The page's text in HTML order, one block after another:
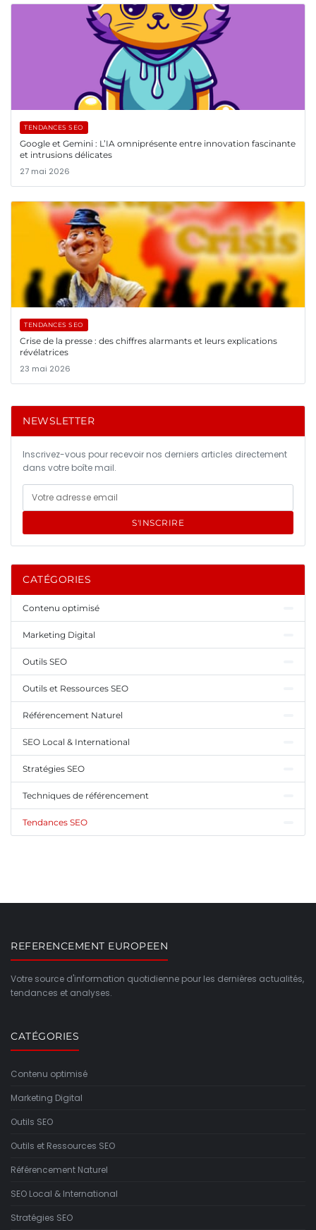
TENDANCES SEO
Google et Gemini : L’IA omniprésente entre innovation fascinante
et intrusions délicates
27 mai 2026
TENDANCES SEO
Crise de la presse : des chiffres alarmants et leurs explications
révélatrices
23 mai 2026
NEWSLETTER
Inscrivez-vous pour recevoir nos derniers articles directement
dans votre boîte mail.
S'INSCRIRE
CATÉGORIES
Contenu optimisé
Marketing Digital
Outils SEO
Outils et Ressources SEO
Référencement Naturel
SEO Local & International
Stratégies SEO
Techniques de référencement
Tendances SEO
REFERENCEMENT EUROPEEN
Votre source d'information quotidienne pour les dernières actualités,
tendances et analyses.
CATÉGORIES
Contenu optimisé
Marketing Digital
Outils SEO
Outils et Ressources SEO
Référencement Naturel
SEO Local & International
Stratégies SEO